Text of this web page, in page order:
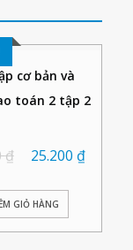
cơ bản và
toán 2 tập 2
₫ 25.200 ₫
GIỎ HÀNG